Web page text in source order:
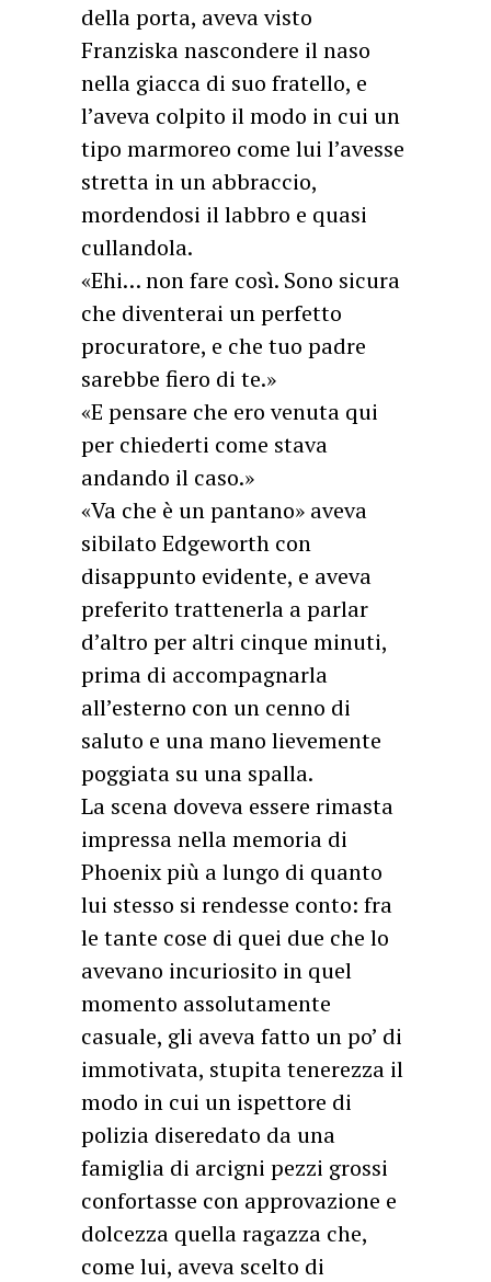
della porta, aveva visto
Franziska nascondere il naso
nella giacca di suo fratello, e
l’aveva colpito il modo in cui un
tipo marmoreo come lui l’avesse
stretta in un abbraccio,
mordendosi il labbro e quasi
cullandola.
«Ehi… non fare così. Sono sicura
che diventerai un perfetto
procuratore, e che tuo padre
sarebbe fiero di te.»
«E pensare che ero venuta qui
per chiederti come stava
andando il caso.»
«Va che è un pantano» aveva
sibilato Edgeworth con
disappunto evidente, e aveva
preferito trattenerla a parlar
d’altro per altri cinque minuti,
prima di accompagnarla
all’esterno con un cenno di
saluto e una mano lievemente
poggiata su una spalla.
La scena doveva essere rimasta
impressa nella memoria di
Phoenix più a lungo di quanto
lui stesso si rendesse conto: fra
le tante cose di quei due che lo
avevano incuriosito in quel
momento assolutamente
casuale, gli aveva fatto un po’ di
immotivata, stupita tenerezza il
modo in cui un ispettore di
polizia diseredato da una
famiglia di arcigni pezzi grossi
confortasse con approvazione e
dolcezza quella ragazza che,
come lui, aveva scelto di